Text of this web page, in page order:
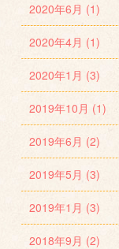
2020年6月 (1)
2020年4月 (1)
2020年1月 (3)
2019年10月 (1)
2019年6月 (2)
2019年5月 (3)
2019年1月 (3)
2018年9月 (2)